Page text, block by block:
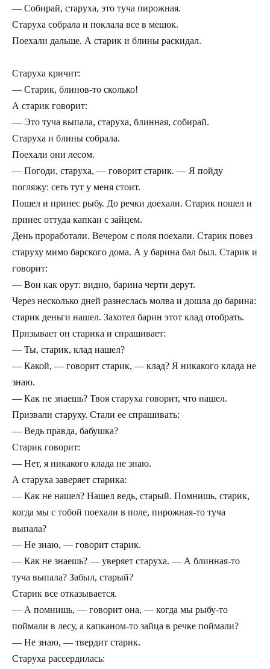
— Собирай, старуха, это туча пирожная.
Старуха собрала и поклала все в мешок.
Поехали дальше. А старик и блины раскидал.
Старуха кричит:
— Старик, блинов-то сколько!
А старик говорит:
— Это туча выпала, старуха, блинная, собирай.
Старуха и блины собрала.
Поехали они лесом.
— Погоди, старуха, — говорит старик. — Я пойду
погляжу: сеть тут у меня стоит.
Пошел и принес рыбу. До речки доехали. Старик пошел и
принес оттуда капкан с зайцем.
День проработали. Вечером с поля поехали. Старик повез
старуху мимо барского дома. А у барина бал был. Старик и
говорит:
— Вон как орут: видно, барина черти дерут.
Через несколько дней разнеслась молва и дошла до барина:
старик деньги нашел. Захотел барин этот клад отобрать.
Призывает он старика и спрашивает:
— Ты, старик, клад нашел?
— Какой, — говорит старик, — клад? Я никакого клада не
знаю.
— Как не знаешь? Твоя старуха говорит, что нашел.
Призвали старуху. Стали ее спрашивать:
— Ведь правда, бабушка?
Старик говорит:
— Нет, я никакого клада не знаю.
А старуха заверяет старика:
— Как не нашел? Нашел ведь, старый. Помнишь, старик,
когда мы с тобой поехали в поле, пирожная-то туча
выпала?
— Не знаю, — говорит старик.
— Как не знаешь? — уверяет старуха. — А блинная-то
туча выпала? Забыл, старый?
Старик все отказывается.
— А помнишь, — говорит она, — когда мы рыбу-то
поймали в лесу, а капканом-то зайца в речке поймали?
— Не знаю, — твердит старик.
Старуха рассердилась: